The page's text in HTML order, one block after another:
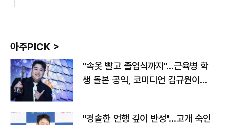
아주PICK >
"속옷 빨고 졸업식까지"…근육병 학
생 돌본 공익, 코미디언 김규원이었
"경솔한 언행 깊이 반성"…고개 숙인